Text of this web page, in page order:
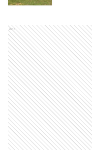
Ads